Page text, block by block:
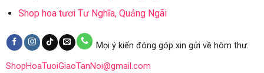
Shop hoa tươi Tư Nghĩa, Quảng Ngãi
Mọi ý kiến đóng góp xin gửi về hòm thư:
ShopHoaTuoiGiaoTanNoi@gmail.com